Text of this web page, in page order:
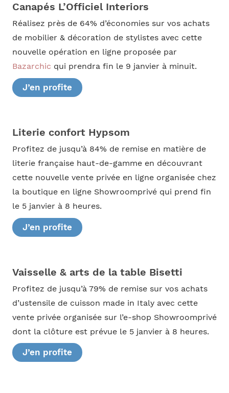
Canapés L’Officiel Interiors
Réalisez près de 64% d’économies sur vos achats
de mobilier & décoration de stylistes avec cette
nouvelle opération en ligne proposée par
Bazarchic qui prendra fin le 9 janvier à minuit.
J’en profite
Literie confort Hypsom
Profitez de jusqu’à 84% de remise en matière de
literie française haut-de-gamme en découvrant
cette nouvelle vente privée en ligne organisée chez
la boutique en ligne Showroomprivé qui prend fin
le 5 janvier à 8 heures.
J’en profite
Vaisselle & arts de la table Bisetti
Profitez de jusqu’à 79% de remise sur vos achats
d’ustensile de cuisson made in Italy avec cette
vente privée organisée sur l’e-shop Showroomprivé
dont la clôture est prévue le 5 janvier à 8 heures.
J’en profite